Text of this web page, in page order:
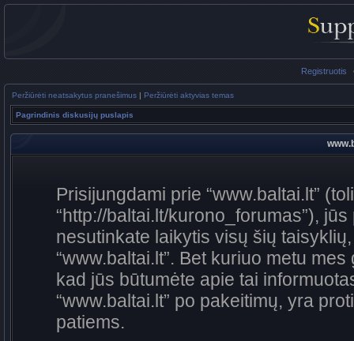
Registruotis
Peržiūrėti neatsakytus pranešimus | Peržiūrėti aktyvias temas
Pagrindinis diskusijų puslapis
Prisijungdami prie “www.baltai.lt”
“http://baltai.lt/kurono_forumas”),
nesutinkate laikytis visų šių
“www.baltai.lt”. Bet kuriuo metu
kad jūs būtumėte apie tai
“www.baltai.lt” po pakeitimų, yra
patiems.